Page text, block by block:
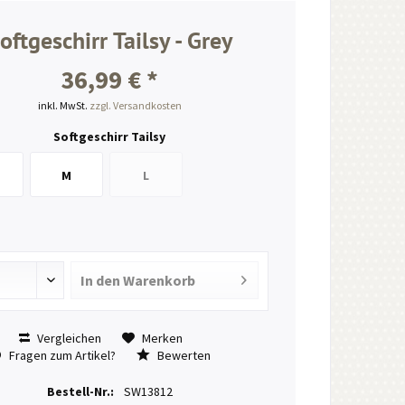
Tailsy - Grey
36,99 € *
inkl. MwSt. zzgl. Versandkosten
Softgeschirr Tailsy
M L
In den Warenkorb
Vergleichen
Merken
Fragen zum Artikel?
Bewerten
Bestell-Nr.: SW13812